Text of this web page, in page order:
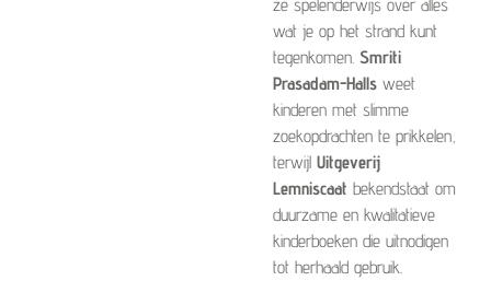
wat je op het strand kunt
tegenkomen. Smriti
Prasadam-Halls weet
kinderen met slimme
zoekopdrachten te prikkelen,
terwijl Uitgeverij
Lemniscaat bekendstaat om
duurzame en kwalitatieve
kinderboeken die uitnodigen
tot herhaald gebruik.